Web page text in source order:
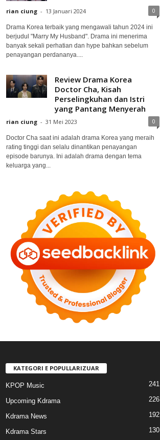
rian ciung - 13 Januari 2024 0
Drama Korea terbaik yang mengawali tahun 2024 ini
berjudul "Marry My Husband". Drama ini menerima
banyak sekali perhatian dan hype bahkan sebelum
penayangan perdananya....
Review Drama Korea
Doctor Cha, Kisah
Perselingkuhan dan Istri
yang Pantang Menyerah
rian ciung - 31 Mei 2023 0
Doctor Cha saat ini adalah drama Korea yang meraih
rating tinggi dan selalu dinantikan penayangan
episode barunya. Ini adalah drama dengan tema
keluarga yang...
KATEGORI E POPULLARIZUAR
KPOP Music 241
Upcoming Kdrama 226
Kdrama News 192
Kdrama Stars 130